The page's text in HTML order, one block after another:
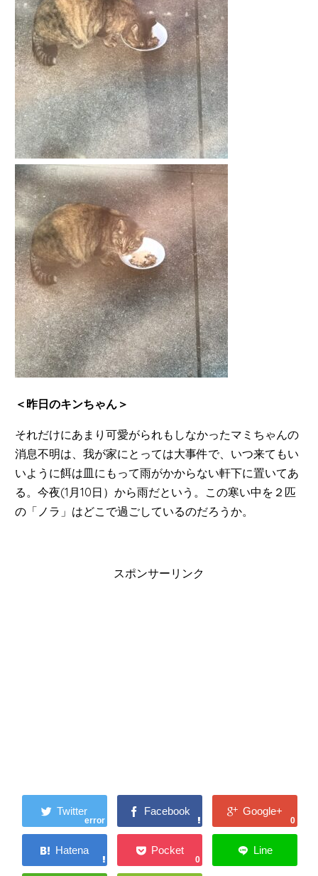
＜昨日のキンちゃん＞
それだけにあまり可愛がられもしなかったマミちゃんの
消息不明は、我が家にとっては大事件で、いつ来てもい
いように餌は皿にもって雨がかからない軒下に置いてあ
る。今夜(1月10日）から雨だという。この寒い中を２匹
の「ノラ」はどこで過ごしているのだろうか。
スポンサーリンク
error 0
0